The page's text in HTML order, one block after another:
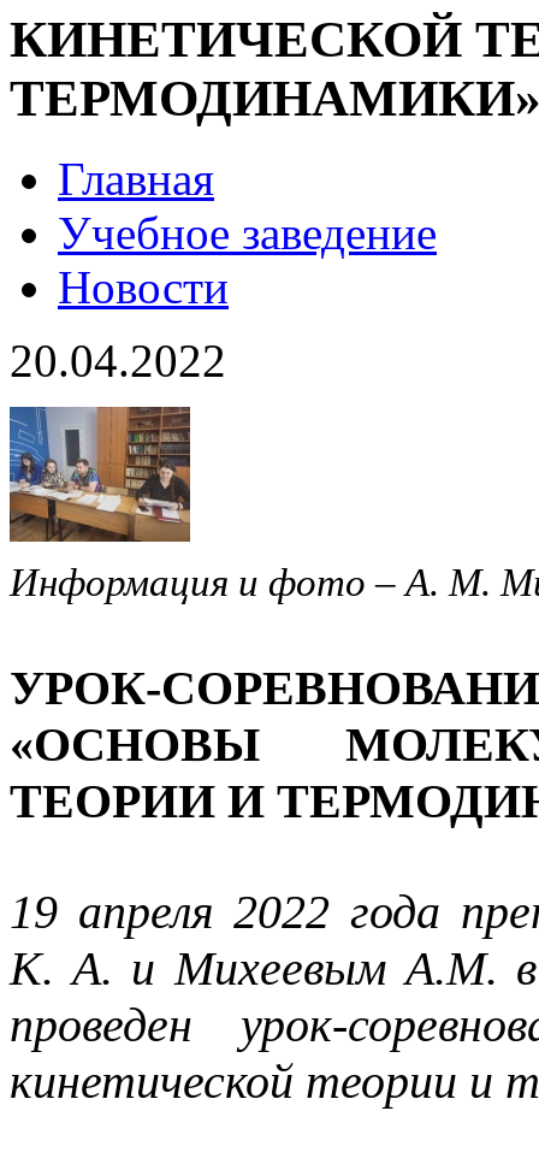
КИНЕТИЧЕСКОЙ
Главная
Учебное заведение
Новости
20.04.2022
Информация и фото – А. М.
УРОК-
«ОСНОВЫ
ТЕОРИИ И
19 апреля 2022 года
К. А. и Михеевым А.М. в
проведен урок-
кинетической теории и